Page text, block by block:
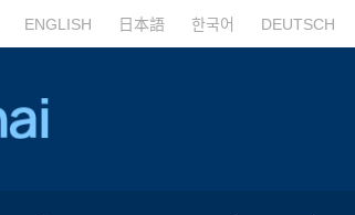
ENGLISH 日本語 한국어 DEUTSCH